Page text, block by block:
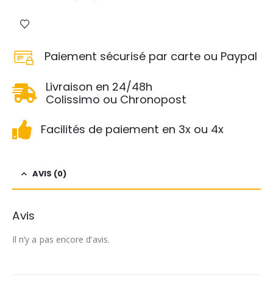
Paiement sécurisé par carte ou Paypal
Livraison en 24/48h
Colissimo ou Chronopost
Facilités de paiement en 3x ou 4x
AVIS (0)
Avis
Il n’y a pas encore d’avis.